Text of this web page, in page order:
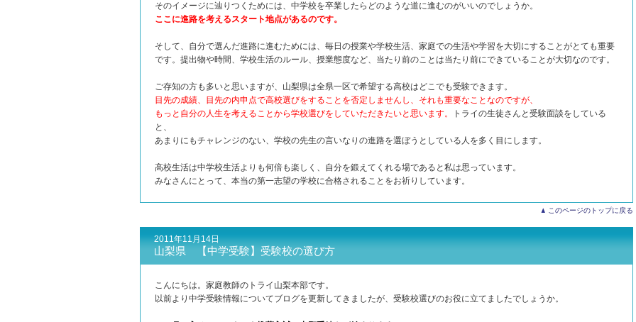
そのイメージに辿りつくためには、中学校を卒業したらどのような道に進むのがいいのでしょうか。
ここに進路を考えるスタート地点があるのです。
そして、自分で選んだ進路に進むためには、毎日の授業や学校生活、家庭での生活や学習を大切にすることがとても重要
です。提出物や時間、学校生活のルール、授業態度など、当たり前のことは当たり前にできていることが大切なのです。
ご存知の方も多いと思いますが、山梨県は全県一区で希望する高校はどこでも受験できます。
目先の成績、目先の内申点で高校選びをすることを否定しませんし、それも重要なことなのですが、
もっと自分の人生を考えることから学校選びをしていただきたいと思います。
トライの生徒さんと受験面談をしている
と、
あまりにもチャレンジのない、学校の先生の言いなりの進路を選ぼうとしている人を多く目にします。
高校生活は中学校生活よりも何倍も楽しく、自分を鍛えてくれる場であると私は思っています。
みなさんにとって、本当の第一志望の学校に合格されることをお祈りしています。
このページのトップに戻る
2011年11月14日
山梨県 【中学受験】受験校の選び方
こんにちは。家庭教師のトライ山梨本部です。
以前より中学受験情報についてブログを更新してきましたが、受験校選びのお役に立てましたでしょうか。